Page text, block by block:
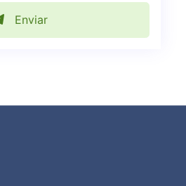
Enviar